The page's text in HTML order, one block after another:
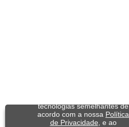
tecnologias semelhantes de
acordo com a nossa Política
de Privacidade , e ao